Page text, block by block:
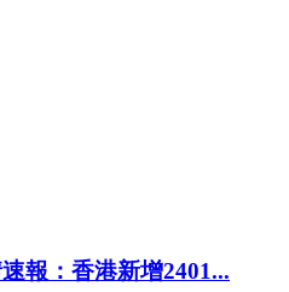
報：香港新增2401...